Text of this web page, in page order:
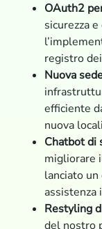
OAuth2
sicurezza
registro
Nuova
efficiente
nuova
Chatbot di
migliorare
lanciato
assistenza
Restyling
del nostro